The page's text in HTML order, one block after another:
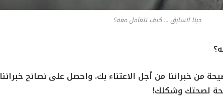
حبنا السابق ... كيف نتعامل معه؟
من خبرائنا من أجل الاعتناء بك. واحصل على نصائح خبرائنا
لصحتك وشكلك!